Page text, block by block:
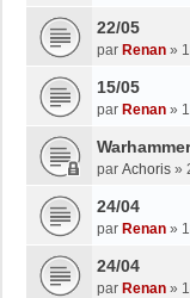
22/05
par Renan »
15/05
par Renan »
par Achoris »
24/04
par Renan »
24/04
par Renan »